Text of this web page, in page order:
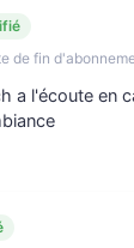
de fin
a l'écoute en